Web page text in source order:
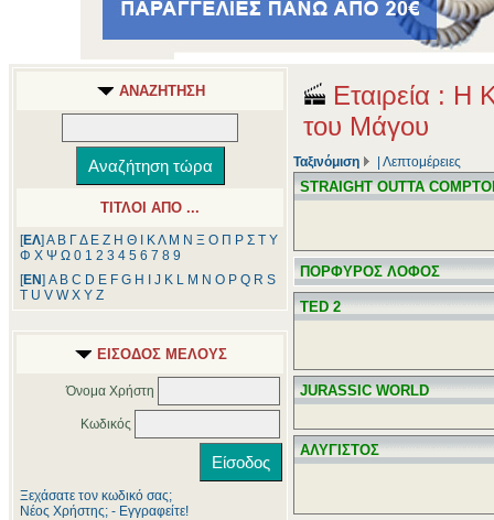
ΑΝΑΖΗΤΗΣΗ
ΤΙΤΛΟΙ ΑΠΟ ...
[ΕΛ] Α Β ΓΔ Ε Ζ Η Θ ΚΛ Μ Ν Ξ Ο Π Ρ Σ Τ Υ
Φ Χ Ψ Ω 0 1 2 3 4 5 6 7 8 9
[ΕΝ] A B C D E F G H J K L M N O P Q R S
T U V W X Y Z
ΕΙΣΟΔΟΣ ΜΕΛΟΥΣ
Όνομα Χρήστη
Κωδικός
Ξεχάσατε τον κωδικό σας;
Νέος Χρήστης; - Εγγραφείτε!
Εταιρεία : Η
του Μάγου
Ταξινόμιση Λεπτομέρειες
STRAIGHT OUTTA
ΠΟΡΦΥΡΟΣ ΛΟΦΟΣ
TED 2
JURASSIC WORLD
ΑΛΥΓΙΣΤΟΣ